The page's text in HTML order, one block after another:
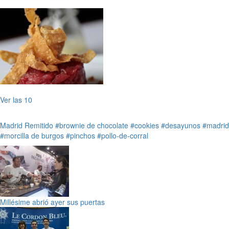
Ver las 10
Madrid Remitido #brownie de chocolate #cookies #desayunos #madrid
#morcilla de burgos #pinchos #pollo-de-corral
Millésime abrió ayer sus puertas